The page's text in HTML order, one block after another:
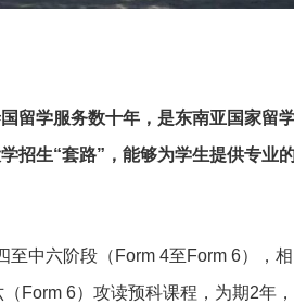
留学服务数十年，是东南亚国家留
招生“套路”，能够为学生提供专业
至中六阶段（Form 4至Form 6），
Form 6）攻读预科课程，为期2年